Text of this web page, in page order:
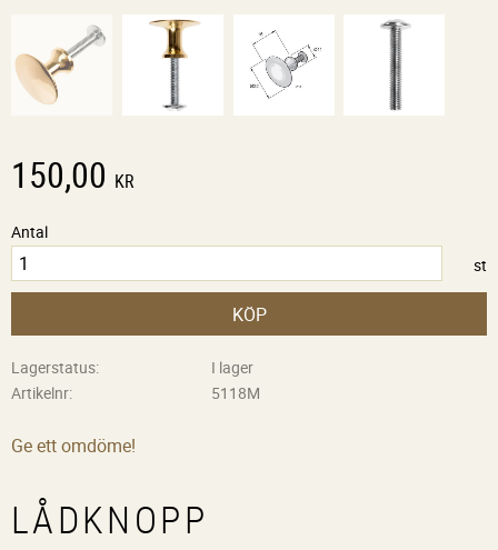
150,00 KR
Antal
st
KÖP
Lagerstatus
I lager
Artikelnr
5118M
Ge ett omdöme!
LÅDKNOPP